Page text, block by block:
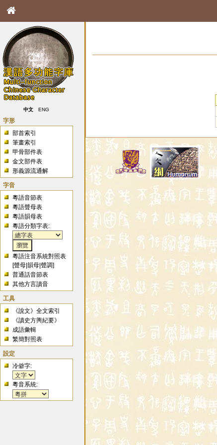
中文 ENG
字形
部首索引
筆畫索引
甲骨部件表
金文部件表
形義源流通解
字音
粵語音節表
粵語聲母表
粵語韻母表
粵語分類字表:
粵語注音系統對照表
[聲母 |韻母 |聲調]
普通話音節表
其他方言讀音
工具
《說文》全文索引
《讀史方輿紀要》
成語彙輯
繁簡對照表
設定
冷僻字:
粵音系統: